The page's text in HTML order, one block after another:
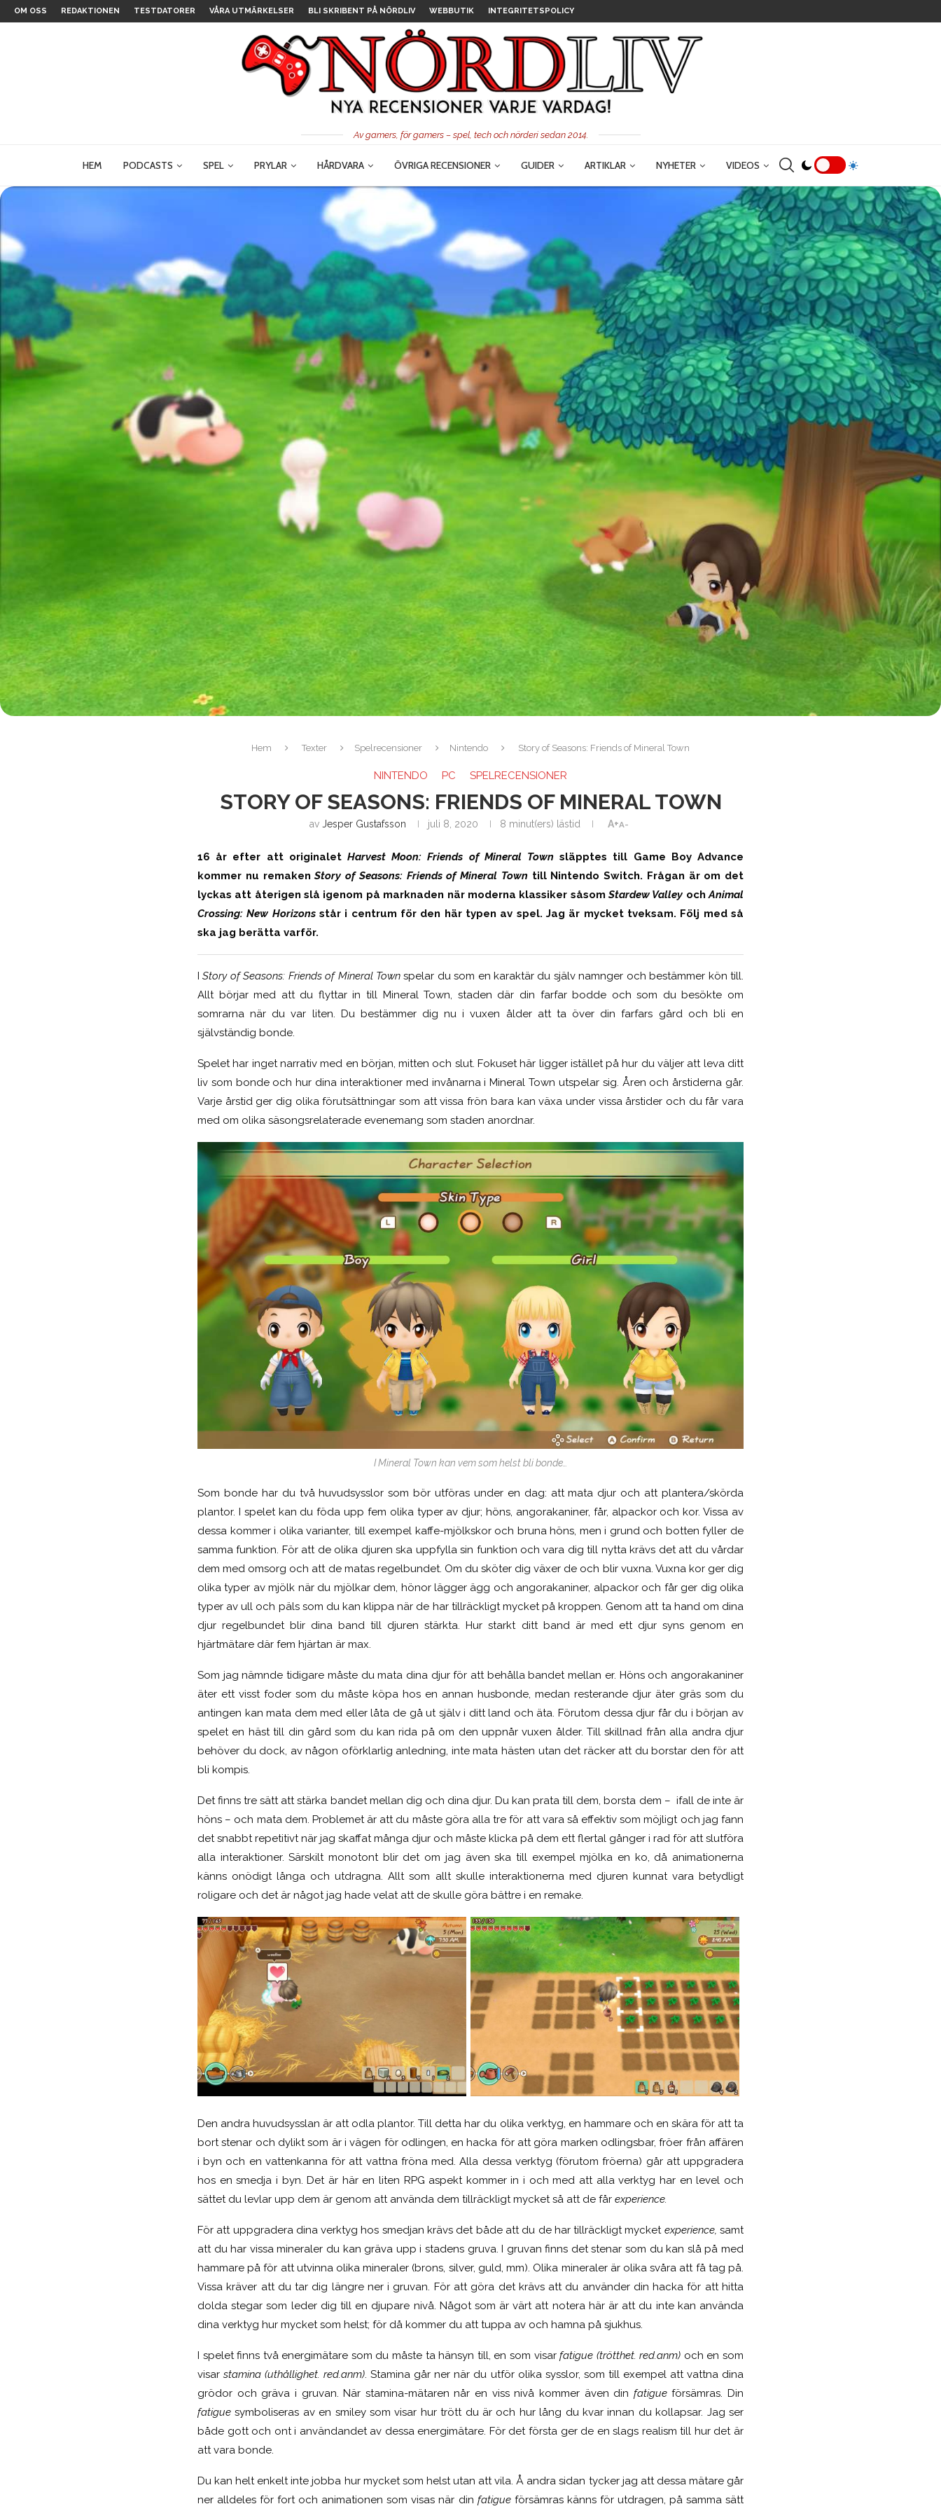
OM OSS REDAKTIONEN TESTDATORER VÅRA UTMÄRKELSER BLI SKRIBENT PÅ NÖRDLIV WEBBUTIK INTEGRITETSPOLICY
Av gamers, för gamers – spel, tech och nörderi sedan 2014.
HEM PODCASTS SPEL PRYLAR HÅRDVARA ÖVRIGA RECENSIONER GUIDER ARTIKLAR NYHETER VIDEOS
Hem Texter Spelrecensioner Nintendo Story of Seasons: Friends of Mineral Town
NINTENDO PC SPELRECENSIONER
STORY OF SEASONS: FRIENDS OF MINERAL TOWN
av Jesper Gustafsson juli 8, 2020 8 minut(ers) lästid A+A-
16 år efter att originaletHarvest Moon: Friends of Mineral Town släpptes till Game Boy Advance
kommer nu remakenStory of Seasons: Friends of Mineral Town till Nintendo Switch. Frågan är om det
lyckas att återigen slå igenom på marknaden när moderna klassiker såsomStardew Valley ochAnimal
Crossing: New Horizons står i centrum för den här typen av spel. Jag är mycket tveksam. Följ med så
ska jag berätta varför.
IStory of Seasons: Friends of Mineral Townspelar du som en karaktär du själv namnger och bestämmer kön till.
Allt börjar med att du flyttar in till Mineral Town, staden där din farfar bodde och som du besökte om
somrarna när du var liten. Du bestämmer dig nu i vuxen ålder att ta över din farfars gård och bli en
självständig bonde.
Spelet har inget narrativ med en början, mitten och slut. Fokuset här ligger istället på hur du väljer att leva ditt
liv som bonde och hur dina interaktioner med invånarna i Mineral Town utspelar sig. Åren och årstiderna går.
Varje årstid ger dig olika förutsättningar som att vissa frön bara kan växa under vissa årstider och du får vara
med om olika säsongsrelaterade evenemang som staden anordnar.
I Mineral Town kan vem som helst bli bonde…
Som bonde har du två huvudsysslor som bör utföras under en dag: att mata djur och att plantera/skörda
plantor. I spelet kan du föda upp fem olika typer av djur; höns, angorakaniner, får, alpackor och kor. Vissa av
dessa kommer i olika varianter, till exempel kaffe-mjölkskor och bruna höns, men i grund och botten fyller de
samma funktion. För att de olika djuren ska uppfylla sin funktion och vara dig till nytta krävs det att du vårdar
dem med omsorg och att de matas regelbundet. Om du sköter dig växer de och blir vuxna. Vuxna kor ger dig
olika typer av mjölk när du mjölkar dem, hönor lägger ägg och angorakaniner, alpackor och får ger dig olika
typer av ull och päls som du kan klippa när de har tillräckligt mycket på kroppen. Genom att ta hand om dina
djur regelbundet blir dina band till djuren stärkta. Hur starkt ditt band är med ett djur syns genom en
hjärtmätare där fem hjärtan är max.
Som jag nämnde tidigare måste du mata dina djur för att behålla bandet mellan er. Höns och angorakaniner
äter ett visst foder som du måste köpa hos en annan husbonde, medan resterande djur äter gräs som du
antingen kan mata dem med eller låta de gå ut själv i ditt land och äta. Förutom dessa djur får du i början av
spelet en häst till din gård som du kan rida på om den uppnår vuxen ålder. Till skillnad från alla andra djur
behöver du dock, av någon oförklarlig anledning, inte mata hästen utan det räcker att du borstar den för att
bli kompis.
Det finns tre sätt att stärka bandet mellan dig och dina djur. Du kan prata till dem, borsta dem – ifall de inte är
höns – och mata dem. Problemet är att du måste göra alla tre för att vara så effektiv som möjligt och jag fann
det snabbt repetitivt när jag skaffat många djur och måste klicka på dem ett flertal gånger i rad för att slutföra
alla interaktioner. Särskilt monotont blir det om jag även ska till exempel mjölka en ko, då animationerna
känns onödigt långa och utdragna. Allt som allt skulle interaktionerna med djuren kunnat vara betydligt
roligare och det är något jag hade velat att de skulle göra bättre i en remake.
Den andra huvudsysslan är att odla plantor. Till detta har du olika verktyg, en hammare och en skära för att ta
bort stenar och dylikt som är i vägen för odlingen, en hacka för att göra marken odlingsbar, fröer från affären
i byn och en vattenkanna för att vattna fröna med. Alla dessa verktyg (förutom fröerna) går att uppgradera
hos en smedja i byn. Det är här en liten RPG aspekt kommer in i och med att alla verktyg har en level och
sättet du levlar upp dem är genom att använda dem tillräckligt mycket så att de får experience.
För att uppgradera dina verktyg hos smedjan krävs det både att du de har tillräckligt mycket experience,samt
att du har vissa mineraler du kan gräva upp i stadens gruva. I gruvan finns det stenar som du kan slå på med
hammare på för att utvinna olika mineraler (brons, silver, guld, mm). Olika mineraler är olika svåra att få tag på.
Vissa kräver att du tar dig längre ner i gruvan. För att göra det krävs att du använder din hacka för att hitta
dolda stegar som leder dig till en djupare nivå. Något som är värt att notera här är att du inte kan använda
dina verktyg hur mycket som helst; för då kommer du att tuppa av och hamna på sjukhus.
I spelet finns två energimätare som du måste ta hänsyn till, en som visarfatigue (trötthet. red.anm) och en som
visar stamina (uthållighet. red.anm). Stamina går ner när du utför olika sysslor, som till exempel att vattna dina
grödor och gräva i gruvan. När stamina-mätaren når en viss nivå kommer även din fatigueförsämras. Din
fatigue symboliseras av en smiley som visar hur trött du är och hur lång du kvar innan du kollapsar. Jag ser
både gott och ont i användandet av dessa energimätare. För det första ger de en slags realism till hur det är
att vara bonde.
Du kan helt enkelt inte jobba hur mycket som helst utan att vila. Å andra sidan tycker jag att dessa mätare går
ner alldeles för fort och animationen som visas när din fatigueförsämras känns för utdragen, på samma sätt